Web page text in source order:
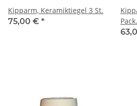
Kipparm, Keramiktiegel 3 St.
75,00 € *